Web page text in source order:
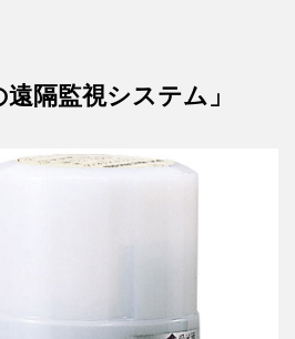
遠隔監視システム」